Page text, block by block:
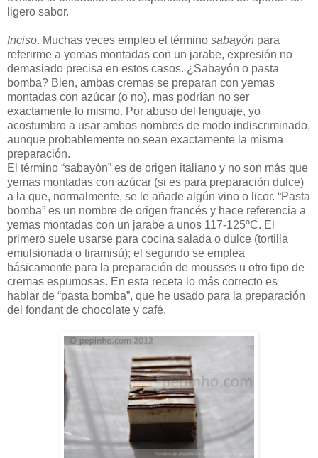
ligero sabor.
Inciso. Muchas veces empleo el término sabayón para
referirme a yemas montadas con un jarabe, expresión no
demasiado precisa en estos casos. ¿Sabayón o pasta
bomba? Bien, ambas cremas se preparan con yemas
montadas con azúcar (o no), mas podrían no ser
exactamente lo mismo. Por abuso del lenguaje, yo
acostumbro a usar ambos nombres de modo indiscriminado,
aunque probablemente no sean exactamente la misma
preparación.
El término “sabayón” es de origen italiano y no son más que
yemas montadas con azúcar (si es para preparación dulce)
a la que, normalmente, se le añade algún vino o licor. “Pasta
bomba” es un nombre de origen francés y hace referencia a
yemas montadas con un jarabe a unos 117-125ºC. El
primero suele usarse para cocina salada o dulce (tortilla
emulsionada o tiramisú); el segundo se emplea
básicamente para la preparación de mousses u otro tipo de
cremas espumosas. En esta receta lo más correcto es
hablar de “pasta bomba”, que he usado para la preparación
del fondant de chocolate y café.